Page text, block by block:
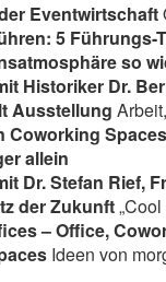
Eventwirtschaft
5 Führungs-
so
Historiker Dr.
Ausstellung
Coworking
allein
Dr. Stefan Rief,
der Zukunft
– Office,
Ideen von